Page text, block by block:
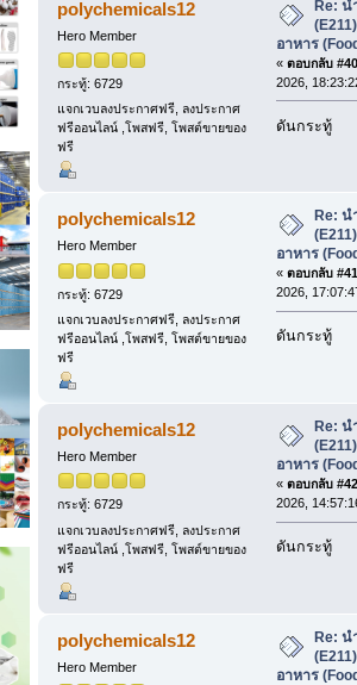
polychemicals12
Hero Member
กระทู้: 6729
แจกเวบลงประกาศฟรี, ลงประกาศ
ฟรีออนไลน์ ,โพสฟรี, โพสต์ขายของ
ฟรี
Re: น
อาหาร
« ตอบกลับ
2026,
ดันกระทู้
polychemicals12
Hero Member
กระทู้: 6729
แจกเวบลงประกาศฟรี, ลงประกาศ
ฟรีออนไลน์ ,โพสฟรี, โพสต์ขายของ
ฟรี
Re: น
อาหาร
« ตอบกลับ
2026,
ดันกระทู้
polychemicals12
Hero Member
กระทู้: 6729
แจกเวบลงประกาศฟรี, ลงประกาศ
ฟรีออนไลน์ ,โพสฟรี, โพสต์ขายของ
ฟรี
Re: น
อาหาร
« ตอบกลับ
2026,
ดันกระทู้
polychemicals12
Hero Member
Re: น
อาหาร